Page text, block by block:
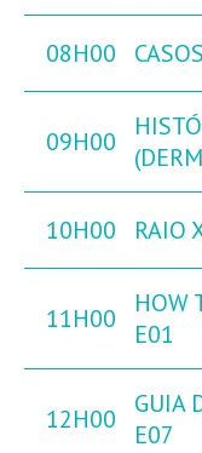
08H00
09H00
10H00 RAIO
11H00
HOW
E01
12H00
GUIA
E07